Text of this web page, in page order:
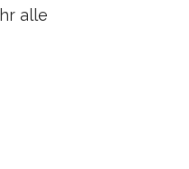
alle